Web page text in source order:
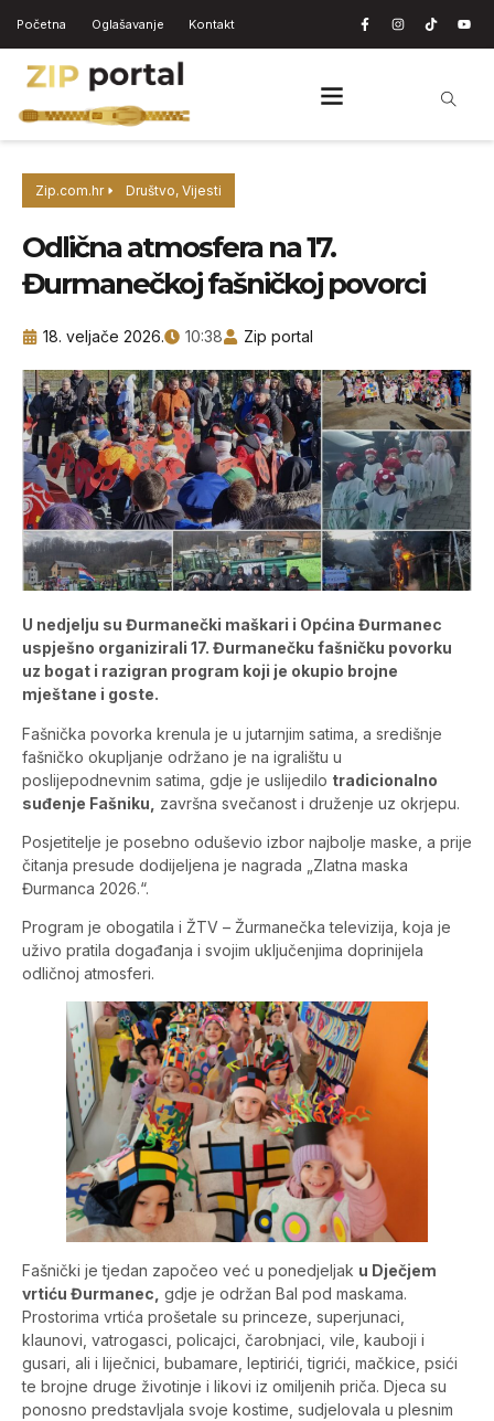
Početna Oglašavanje Kontakt
Zip.com.hr Društvo, Vijesti
Odlična atmosfera na 17.
Đurmanečkoj fašničkoj povorci
18. veljače 2026. 10:38 Zip portal
U nedjelju su Đurmanečki maškari i Općina Đurmanec
uspješno organizirali 17. Đurmanečku fašničku povorku
uz bogat i razigran program koji je okupio brojne
mještane i goste.
Fašnička povorka krenula je u jutarnjim satima, a središnje
fašničko okupljanje održano je na igralištu u
poslijepodnevnim satima, gdje je uslijedilo tradicionalno
suđenje Fašniku,
završna svečanost i druženje uz okrjepu.
Posjetitelje je posebno oduševio izbor najbolje maske, a prije
čitanja presude dodijeljena je nagrada „Zlatna maska
Đurmanca 2026.“.
Program je obogatila i ŽTV – Žurmanečka televizija, koja je
uživo pratila događanja i svojim uključenjima doprinijela
odličnoj atmosferi.
Fašnički je tjedan započeo već u ponedjeljak u Dječjem
vrtiću Đurmanec, gdje je održan Bal pod maskama.
Prostorima vrtića prošetale su princeze, superjunaci,
klaunovi, vatrogasci, policajci, čarobnjaci, vile, kauboji i
gusari, ali i liječnici, bubamare, leptirići, tigrići, mačkice, psići
te brojne druge životinje i likovi iz omiljenih priča. Djeca su
ponosno predstavljala svoje kostime, sudjelovala u plesnim